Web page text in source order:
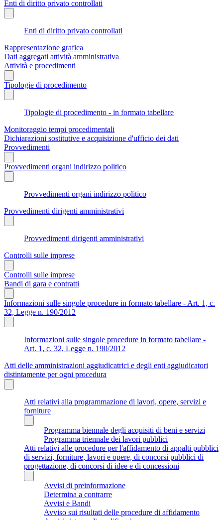
Enti di diritto privato controllati
Enti di diritto privato controllati
Rappresentazione grafica
Dati aggregati attività amministrativa
Attività e procedimenti
Tipologie di procedimento
Tipologie di procedimento - in formato tabellare
Monitoraggio tempi procedimentali
Dichiarazioni sostitutive e acquisizione d'ufficio dei dati
Provvedimenti
Provvedimenti organi indirizzo politico
Provvedimenti organi indirizzo politico
Provvedimenti dirigenti amministrativi
Provvedimenti dirigenti amministrativi
Controlli sulle imprese
Controlli sulle imprese
Bandi di gara e contratti
Informazioni sulle singole procedure in formato tabellare - Art. 1, c.
32, Legge n. 190/2012
Informazioni sulle singole procedure in formato tabellare -
Art. 1, c. 32, Legge n. 190/2012
Atti delle amministrazioni aggiudicatrici e degli enti aggiudicatori
distintamente per ogni procedura
Atti relativi alla programmazione di lavori, opere, servizi e
forniture
Programma biennale degli acquisiti di beni e servizi
Programma triennale dei lavori pubblici
Atti relativi alle procedure per l'affidamento di appalti pubblici
di servizi, forniture, lavori e opere, di concorsi pubblici di
progettazione, di concorsi di idee e di concessioni
Avvisi di preinformazione
Determina a contrarre
Avvisi e Bandi
Avviso sui risultati delle procedure di affidamento